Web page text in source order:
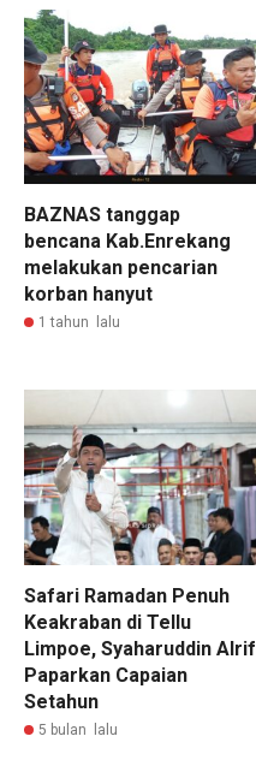
BAZNAS tanggap
bencana Kab.Enrekang
melakukan pencarian
korban hanyut
1 tahun lalu
Safari Ramadan Penuh
Keakraban di Tellu
Limpoe, Syaharuddin Alrif
Paparkan Capaian
Setahun
5 bulan lalu